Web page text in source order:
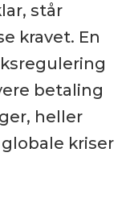
står
kravet. En
betaling
heller
kriser